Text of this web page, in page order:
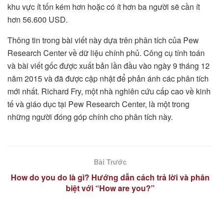
khu vực ít tốn kém hơn hoặc có ít hơn ba người sẽ cần ít
hơn 56.600 USD.
Thông tin trong bài viết này dựa trên phân tích của Pew
Research Center về dữ liệu chính phủ. Công cụ tính toán
và bài viết gốc được xuất bản lần đầu vào ngày 9 tháng 12
năm 2015 và đã được cập nhật để phản ánh các phân tích
mới nhất. Richard Fry, một nhà nghiên cứu cấp cao về kinh
tế và giáo dục tại Pew Research Center, là một trong
những người đóng góp chính cho phân tích này.
Bài Trước
How do you do là gì? Hướng dẫn cách trả lời và phân
biệt với “How are you?”